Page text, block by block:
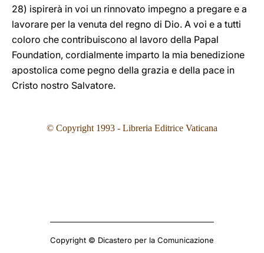
28) ispirerà in voi un rinnovato impegno a pregare e a
lavorare per la venuta del regno di Dio. A voi e a tutti
coloro che contribuiscono al lavoro della Papal
Foundation, cordialmente imparto la mia benedizione
apostolica come pegno della grazia e della pace in
Cristo nostro Salvatore.
© Copyright 1993 - Libreria Editrice Vaticana
Copyright © Dicastero per la Comunicazione